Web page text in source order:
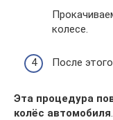
колесе.
После
Эта процедура
колёс автомобиля